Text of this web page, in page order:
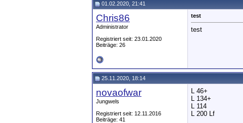
01.02.2020, 21:41
Chris86
Administrator
Registriert seit: 23.01.2020
Beiträge: 26
test
test
25.11.2020, 18:14
novaofwar
Jungwels
Registriert seit: 12.11.2016
Beiträge: 41
L 46+
L 134+
L 114
L 200 Lf